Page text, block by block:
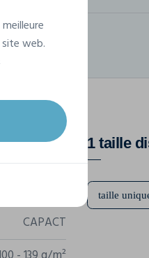
CAPACT
1 taille
taille
web.